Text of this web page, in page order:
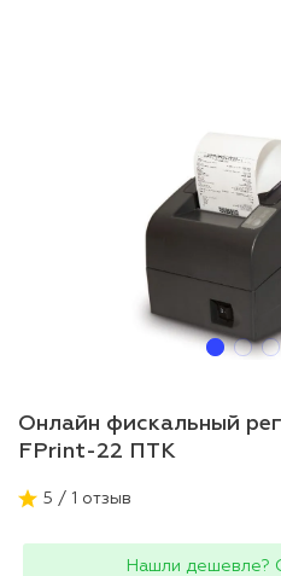
Онлайн фискальный
FPrint-22 ПТК
5 / 1 отзыв
Нашли дешевле?